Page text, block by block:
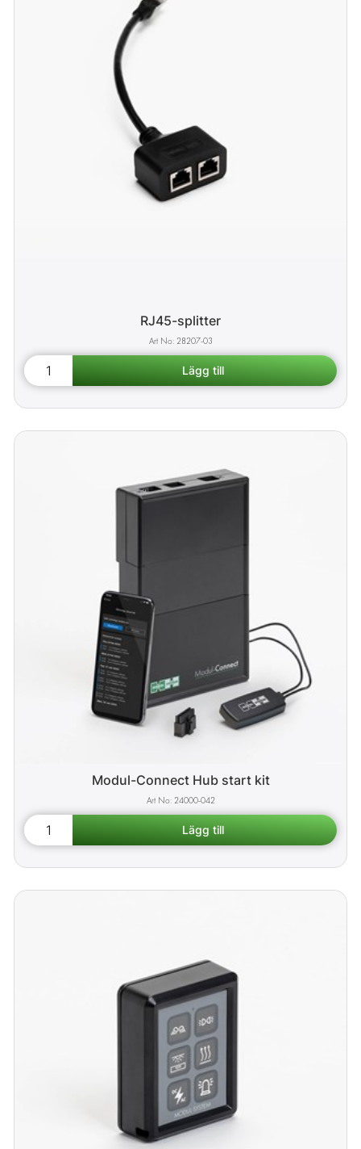
RJ45-splitter
28207-03
Modul-Connect Hub start kit
24000-042